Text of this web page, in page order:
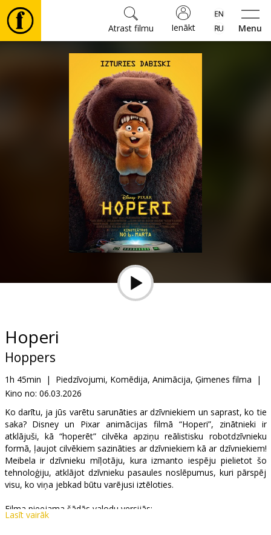
Menu
Ienākt
Atrast filmu
Pasākumi
B2B
Kino
Klubs
Hoperi
Hoppers
1h 45min | Piedzīvojumi, Komēdija, Animācija, Ģimenes filma
|
Kino no: 06.03.2026
Ko darītu, ja jūs varētu sarunāties ar dzīvniekiem un saprast, ko tie
saka? Disney un Pixar animācijas filmā “Hoperi”, zinātnieki ir
atklājuši, kā “hoperēt” cilvēka apziņu reālistisku robotdzīvnieku
formā, ļaujot cilvēkiem sazināties ar dzīvniekiem kā ar dzīvniekiem!
Meibela ir dzīvnieku mīļotāju, kura izmanto iespēju pielietot šo
tehnoloģiju, atklājot dzīvnieku pasaules noslēpumus, kuri pārspēj
visu, ko viņa jebkad būtu varējusi iztēloties.
Filma pieejama šādās valodu versijās:
Lasīt vairāk